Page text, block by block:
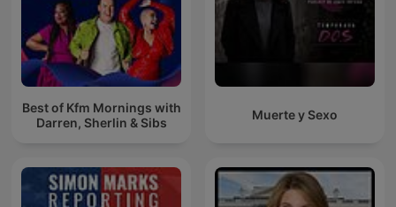
Best of Kfm Mornings with
Darren, Sherlin & Sibs
Muerte y Sexo